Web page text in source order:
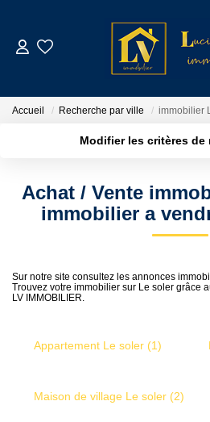
Accueil Recherche par ville immobilier
Modifier les critères de
Sélectionnez...
Type de bien
Créer une alerte
Achat / Vente
immobilier a
Sur notre site consultez les annonces
Trouvez votre immobilier sur Le soler grâce
LV IMMOBILIER.
Appartement Le soler (1)
Maison de village Le soler (2)